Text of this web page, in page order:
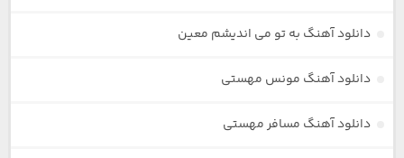
دانلود آهنگ به تو می اندیشم معین
دانلود آهنگ مونس مهستی
دانلود آهنگ مسافر مهستی